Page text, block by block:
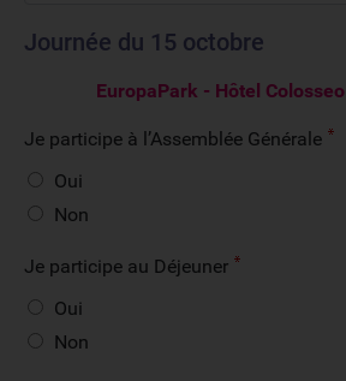
Journée du 15 octobre
EuropaPark - Hôtel Colosseo
Je participe à l’Assemblée Générale
Oui
Non
Je participe au Déjeuner
Oui
Non